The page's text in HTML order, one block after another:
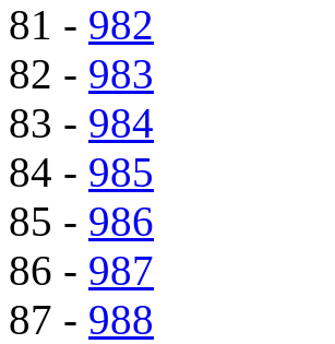
81 - 982
82 - 983
83 - 984
84 - 985
85 - 986
86 - 987
87 - 988